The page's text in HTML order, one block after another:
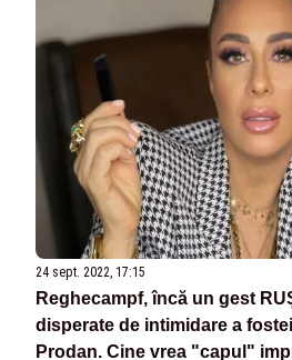
24 sept. 2022, 17:15
Reghecampf, încă un gest
disperate de intimidare a
Prodan. Cine vrea "capul"